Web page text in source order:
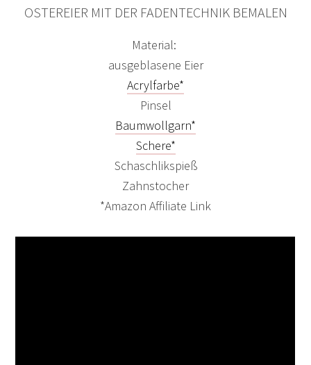
OSTEREIER MIT DER FADENTECHNIK BEMALEN
Material:
ausgeblasene Eier
Acrylfarbe*
Pinsel
Baumwollgarn*
Schere*
Schaschlikspieß
Zahnstocher
*Amazon Affiliate Link